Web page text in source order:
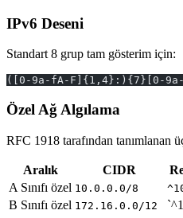
IPv6 Deseni
Standart 8 grup tam gösterim için:
([0-9a-fA-F]{1,4}:){7}[0-
Özel Ağ Algılama
RFC 1918 tarafından tanımlanan
Aralık CIDR
A Sınıfı özel 10.0.0.0/8
B Sınıfı özel 172.16.0.0/12